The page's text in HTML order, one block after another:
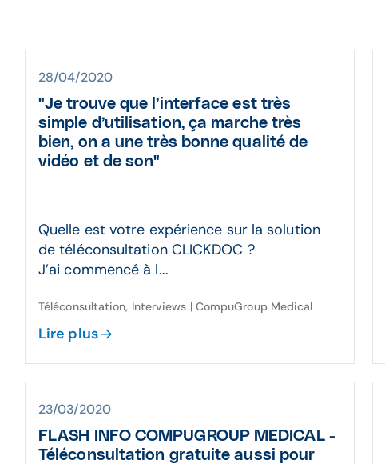
28/04/2020
"Je trouve que l’interface est très
simple d’utilisation, ça marche très
bien, on a une très bonne qualité de
vidéo et de son"
Quelle est votre expérience sur la solution
de téléconsultation CLICKDOC ?
J’ai commencé à l...
Téléconsultation, Interviews | CompuGroup Medical
Lire plus
23/03/2020
FLASH INFO COMPUGROUP MEDICAL -
Téléconsultation gratuite aussi pour